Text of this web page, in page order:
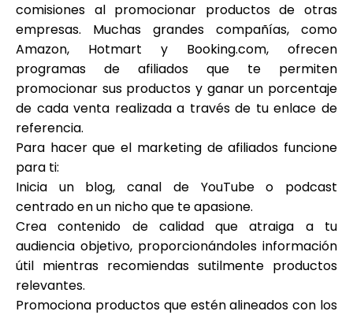
comisiones al promocionar productos de otras
empresas. Muchas grandes compañías, como
Amazon, Hotmart y Booking.com, ofrecen
programas de afiliados que te permiten
promocionar sus productos y ganar un porcentaje
de cada venta realizada a través de tu enlace de
referencia.
Para hacer que el marketing de afiliados funcione
para ti:
Inicia un blog, canal de YouTube o podcast
centrado en un nicho que te apasione.
Crea contenido de calidad que atraiga a tu
audiencia objetivo, proporcionándoles información
útil mientras recomiendas sutilmente productos
relevantes.
Promociona productos que estén alineados con los